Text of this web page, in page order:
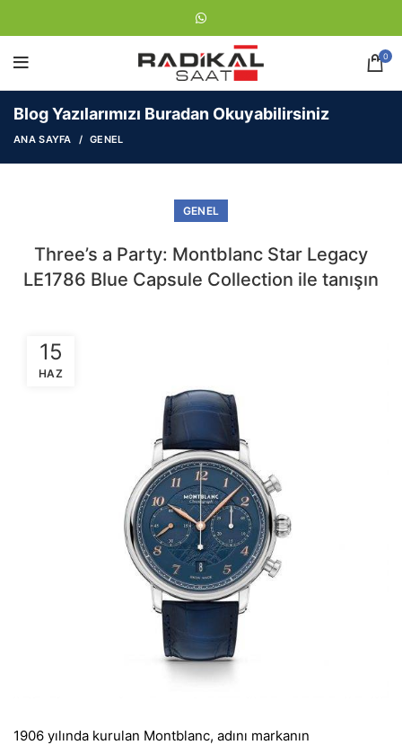
0
Blog Yazılarımızı Buradan Okuyabilirsiniz
ANA SAYFA GENEL
GENEL
Three’s a Party: Montblanc Star Legacy
LE1786 Blue Capsule Collection ile tanışın
15
HAZ
1906 yılında kurulan Montblanc, adını markanın